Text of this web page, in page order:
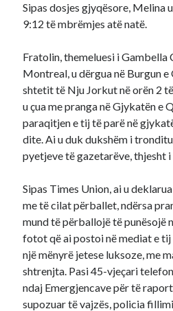
Sipas dosjes gjyqësore, Melina
9:12 të mbrëmjes atë natë.
Fratolin, themeluesi i Gambella
Montreal, u dërgua në Burgun
shtetit të Nju Jorkut në orën 2
u çua me pranga në Gjykatën e
paraqitjen e tij të parë në
dite. Ai u duk dukshëm i
pyetjeve të gazetarëve, thjesht i
Sipas Times Union, ai u
me të cilat përballet, ndërsa
mund të përballojë të punësojë
fotot që ai postoi në mediat e
një mënyrë jetese luksoze, me
shtrenjta. Pasi 45-vjeçari
ndaj Emergjencave për të
supozuar të vajzës, policia